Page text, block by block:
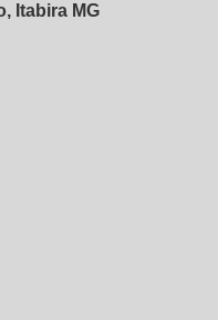
Itabira MG